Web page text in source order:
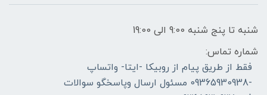
شنبه تا پنج شنبه 9:00 الی 19:00
شماره تماس:
فقط از طریق پیام از روبیکا -ایتا- واتساپ
-09365930938 مسئول ارسال وپاسخگو سوالات